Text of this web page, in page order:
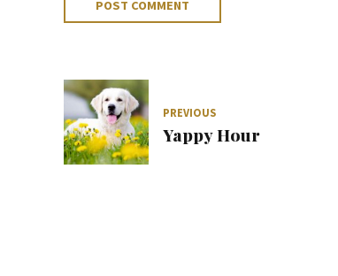
POST COMMENT
PREVIOUS
Yappy Hour